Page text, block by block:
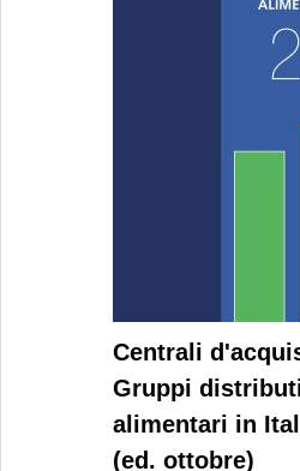
Centrali
Gruppi
alimentari in
(ed. ottobre)